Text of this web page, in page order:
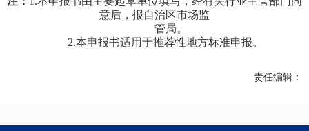
意后，报自治区市场监
管局。
2.本申报书适用于推荐性地方标准申报。
责任编辑：